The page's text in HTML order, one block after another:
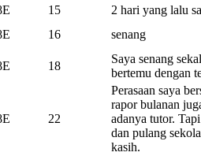
15
2 hari yang lalu
16
senang
18
Saya senang
bertemu dengan
22
Perasaan saya
rapor bulanan
adanya tutor.
dan pulang
kasih.